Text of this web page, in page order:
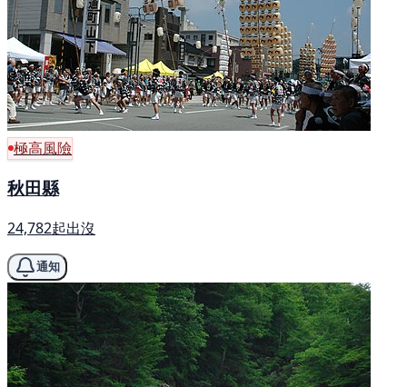
極高風險
秋田縣
24,782起出沒
通知